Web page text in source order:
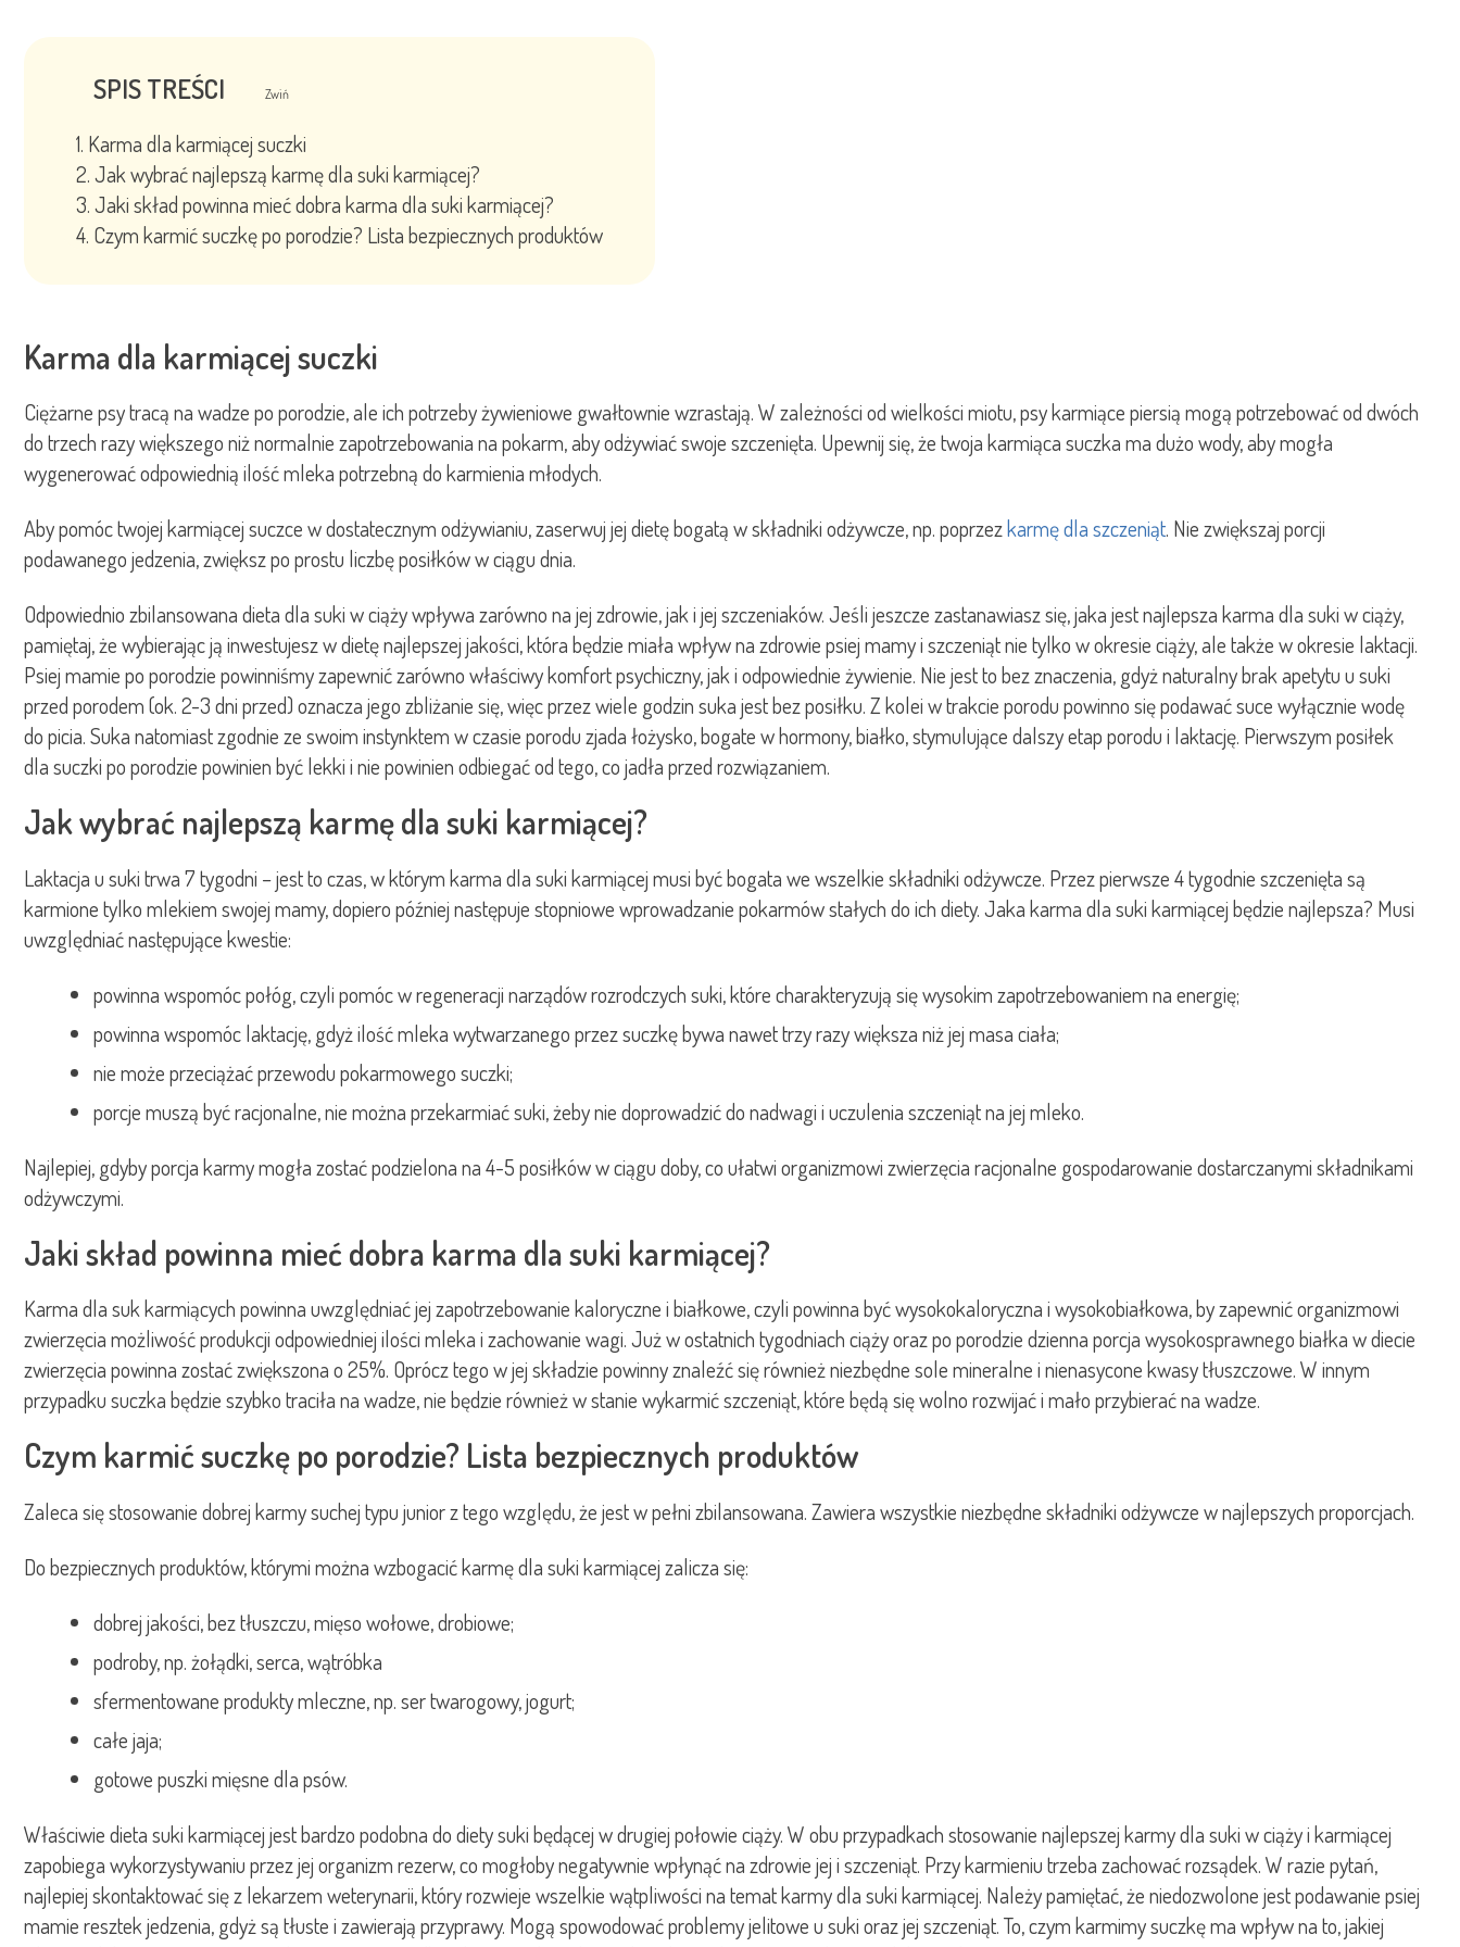
SPIS TREŚCI Zwiń
Karma dla karmiącej suczki
Jak wybrać najlepszą karmę dla suki karmiącej?
Jaki skład powinna mieć dobra karma dla suki karmiącej?
Czym karmić suczkę po porodzie? Lista bezpiecznych produktów
Karma dla karmiącej suczki
Ciężarne psy tracą na wadze po porodzie, ale ich potrzeby żywieniowe gwałtownie wzrastają. W zależności od wielkości miotu, psy karmiące piersią mogą potrzebować od dwóch
do trzech razy większego niż normalnie zapotrzebowania na pokarm, aby odżywiać swoje szczenięta. Upewnij się, że twoja karmiąca suczka ma dużo wody, aby mogła
wygenerować odpowiednią ilość mleka potrzebną do karmienia młodych.
Aby pomóc twojej karmiącej suczce w dostatecznym odżywianiu, zaserwuj jej dietę bogatą w składniki odżywcze, np. poprzezkarmę dla szczeniąt. Nie zwiększaj porcji
podawanego jedzenia, zwiększ po prostu liczbę posiłków w ciągu dnia.
Odpowiednio zbilansowana dieta dla suki w ciąży wpływa zarówno na jej zdrowie, jak i jej szczeniaków. Jeśli jeszcze zastanawiasz się, jaka jest najlepsza karma dla suki w ciąży,
pamiętaj, że wybierając ją inwestujesz w dietę najlepszej jakości, która będzie miała wpływ na zdrowie psiej mamy i szczeniąt nie tylko w okresie ciąży, ale także w okresie laktacji.
Psiej mamie po porodzie powinniśmy zapewnić zarówno właściwy komfort psychiczny, jak i odpowiednie żywienie. Nie jest to bez znaczenia, gdyż naturalny brak apetytu u suki
przed porodem (ok. 2-3 dni przed) oznacza jego zbliżanie się, więc przez wiele godzin suka jest bez posiłku. Z kolei w trakcie porodu powinno się podawać suce wyłącznie wodę
do picia. Suka natomiast zgodnie ze swoim instynktem w czasie porodu zjada łożysko, bogate w hormony, białko, stymulujące dalszy etap porodu i laktację. Pierwszym posiłek
dla suczki po porodzie powinien być lekki i nie powinien odbiegać od tego, co jadła przed rozwiązaniem.
Jak wybrać najlepszą karmę dla suki karmiącej?
Laktacja u suki trwa 7 tygodni – jest to czas, w którym karma dla suki karmiącej musi być bogata we wszelkie składniki odżywcze. Przez pierwsze 4 tygodnie szczenięta są
karmione tylko mlekiem swojej mamy, dopiero później następuje stopniowe wprowadzanie pokarmów stałych do ich diety. Jaka karma dla suki karmiącej będzie najlepsza? Musi
uwzględniać następujące kwestie:
powinna wspomóc połóg, czyli pomóc w regeneracji narządów rozrodczych suki, które charakteryzują się wysokim zapotrzebowaniem na energię;
powinna wspomóc laktację, gdyż ilość mleka wytwarzanego przez suczkę bywa nawet trzy razy większa niż jej masa ciała;
nie może przeciążać przewodu pokarmowego suczki;
porcje muszą być racjonalne, nie można przekarmiać suki, żeby nie doprowadzić do nadwagi i uczulenia szczeniąt na jej mleko.
Najlepiej, gdyby porcja karmy mogła zostać podzielona na 4-5 posiłków w ciągu doby, co ułatwi organizmowi zwierzęcia racjonalne gospodarowanie dostarczanymi składnikami
odżywczymi.
Jaki skład powinna mieć dobra karma dla suki karmiącej?
Karma dla suk karmiących powinna uwzględniać jej zapotrzebowanie kaloryczne i białkowe, czyli powinna być wysokokaloryczna i wysokobiałkowa, by zapewnić organizmowi
zwierzęcia możliwość produkcji odpowiedniej ilości mleka i zachowanie wagi. Już w ostatnich tygodniach ciąży oraz po porodzie dzienna porcja wysokosprawnego białka w diecie
zwierzęcia powinna zostać zwiększona o 25%. Oprócz tego w jej składzie powinny znaleźć się również niezbędne sole mineralne i nienasycone kwasy tłuszczowe. W innym
przypadku suczka będzie szybko traciła na wadze, nie będzie również w stanie wykarmić szczeniąt, które będą się wolno rozwijać i mało przybierać na wadze.
Czym karmić suczkę po porodzie? Lista bezpiecznych produktów
Zaleca się stosowanie dobrej karmy suchej typu junior z tego względu, że jest w pełni zbilansowana. Zawiera wszystkie niezbędne składniki odżywcze w najlepszych proporcjach.
Do bezpiecznych produktów, którymi można wzbogacić karmę dla suki karmiącej zalicza się:
dobrej jakości, bez tłuszczu, mięso wołowe, drobiowe;
podroby, np. żołądki, serca, wątróbka
sfermentowane produkty mleczne, np. ser twarogowy, jogurt;
całe jaja;
gotowe puszki mięsne dla psów.
Właściwie dieta suki karmiącej jest bardzo podobna do diety suki będącej w drugiej połowie ciąży. W obu przypadkach stosowanie najlepszej karmy dla suki w ciąży i karmiącej
zapobiega wykorzystywaniu przez jej organizm rezerw, co mogłoby negatywnie wpłynąć na zdrowie jej i szczeniąt. Przy karmieniu trzeba zachować rozsądek. W razie pytań,
najlepiej skontaktować się z lekarzem weterynarii, który rozwieje wszelkie wątpliwości na temat karmy dla suki karmiącej. Należy pamiętać, że niedozwolone jest podawanie psiej
mamie resztek jedzenia, gdyż są tłuste i zawierają przyprawy. Mogą spowodować problemy jelitowe u suki oraz jej szczeniąt. To, czym karmimy suczkę ma wpływ na to, jakiej